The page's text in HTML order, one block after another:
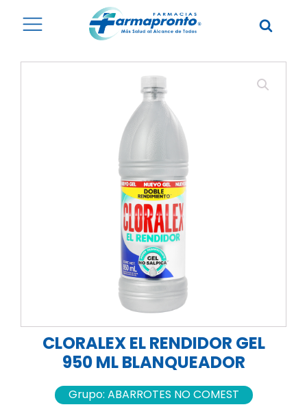
CLORALEX EL RENDIDOR GEL
950 ML BLANQUEADOR
Grupo: ABARROTES NO COMEST